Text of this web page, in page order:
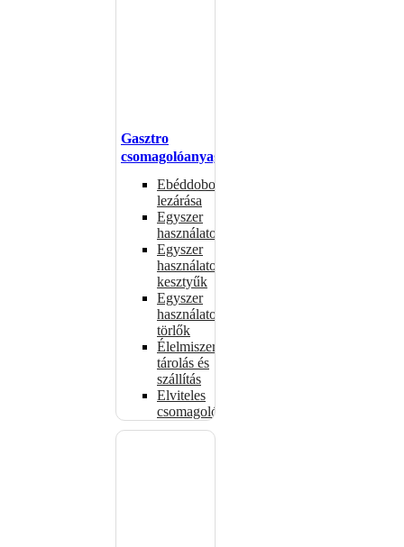
Gasztro
csomagolóanyagok
Ebéddobozok
lezárása
Egyszer
használatos
Egyszer
használatos
kesztyűk
Egyszer
használatos
törlők
Élelmiszer-
tárolás és
szállítás
Elviteles
csomagolóanyagok